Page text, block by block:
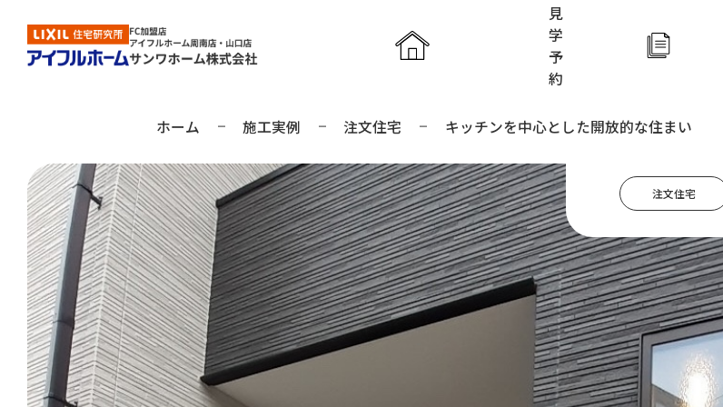
見
学
予
約
周南店の見学予約
山口店の見学予約
ホーム 施工実例 注文住宅 キッチンを中心とした開放的な住まい
注文住宅